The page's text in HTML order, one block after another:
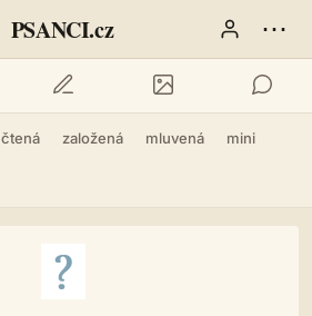
PSANCI.cz ⋯
čtená založená mluvená mini